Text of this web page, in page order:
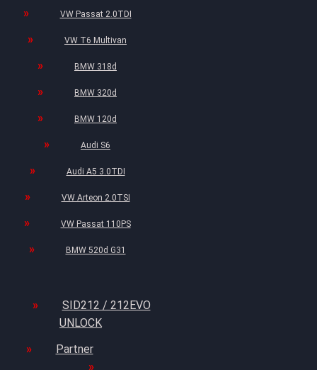
VW Passat 2.0TDI
VW T6 Multivan
BMW 318d
BMW 320d
BMW 120d
Audi S6
Audi A5 3.0TDI
VW Arteon 2.0TSI
VW Passat 110PS
BMW 520d G31
SID212 / 212EVO
UNLOCK
Partner